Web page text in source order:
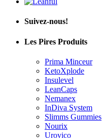
Suivez-nous!
Les Pires Produits
Prima Minceur
KetoXplode
Insulevel
LeanCaps
Nemanex
InDiva System
Slimms Gummies
Nourix
Urovico